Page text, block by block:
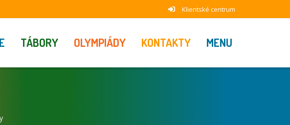
Klientské centrum
TÁBORY OLYMPIÁDY KONTAKTY MENU